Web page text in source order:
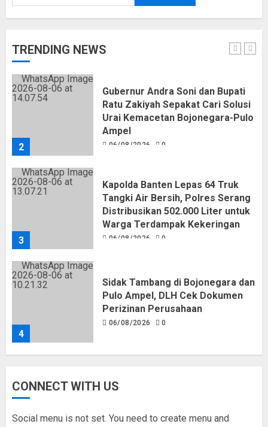
TRENDING NEWS
1
2
Gubernur Andra Soni dan Bupati
Ratu Zakiyah Sepakat Cari Solusi
Urai Kemacetan Bojonegara-Pulo
Ampel
06/08/2026 0
3
Kapolda Banten Lepas 64 Truk
Tangki Air Bersih, Polres Serang
Distribusikan 502.000 Liter untuk
Warga Terdampak Kekeringan
06/08/2026 0
4
Sidak Tambang di Bojonegara dan
Pulo Ampel, DLH Cek Dokumen
Perizinan Perusahaan
06/08/2026 0
Persiapan Peringatan HUT Ke-81
05/08/2026 0
CONNECT WITH US
Social menu is not set. You need to create menu and